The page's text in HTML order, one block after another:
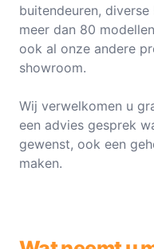
buitendeuren,
meer dan 80
ook al onze andere
showroom.
Wij verwelkomen u
een advies gesprek
gewenst, ook een
maken.